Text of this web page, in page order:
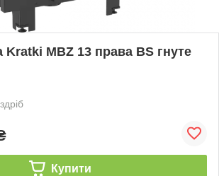
Kratki MBZ 13 права BS гнуте
Купити